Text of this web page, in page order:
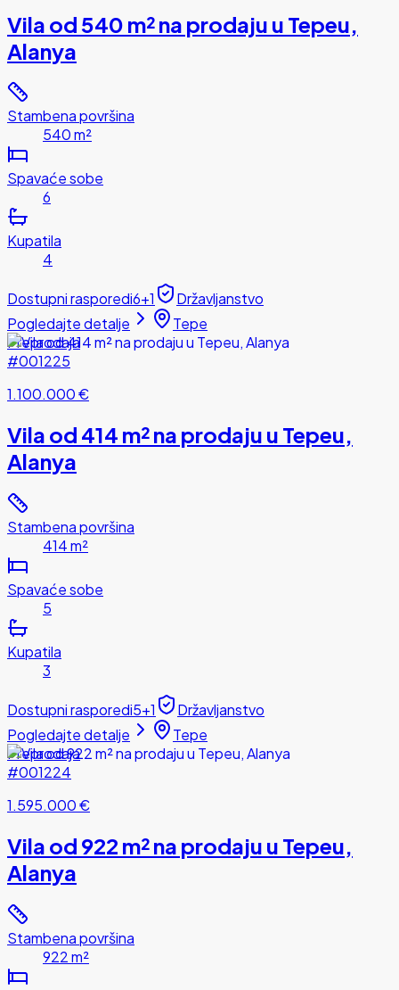
Vila od 540 m² na prodaju u Tepeu,
Alanya
Stambena površina
540 m²
Spavaće sobe
6
Kupatila
4
Dostupni rasporedi6+1
Državljanstvo
Pogledajte detalje
Tepe
Preprodaja
#001225
1.100.000 €
Vila od 414 m² na prodaju u Tepeu,
Alanya
Stambena površina
414 m²
Spavaće sobe
5
Kupatila
3
Dostupni rasporedi5+1
Državljanstvo
Pogledajte detalje
Tepe
Preprodaja
#001224
1.595.000 €
Vila od 922 m² na prodaju u Tepeu,
Alanya
Stambena površina
922 m²